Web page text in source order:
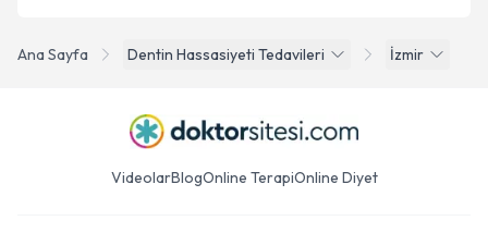
Ana Sayfa Dentin Hassasiyeti Tedavileri İzmir
VideolarBlogOnline TerapiOnline Diyet